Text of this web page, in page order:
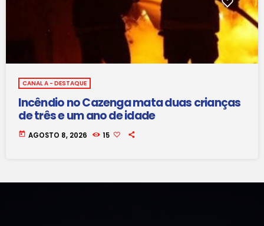
CANAL A - DESTAQUE
Incêndio no Cazenga mata duas crianças
de três e um ano de idade
today AGOSTO 8, 2026 15